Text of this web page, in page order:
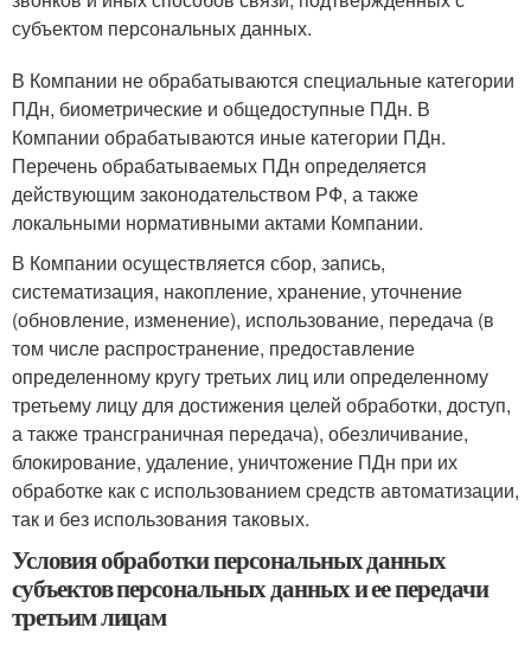
субъектом персональных данных.
В Компании не обрабатываются специальные категории
ПДн, биометрические и общедоступные ПДн. В
Компании обрабатываются иные категории ПДн.
Перечень обрабатываемых ПДн определяется
действующим законодательством РФ, а также
локальными нормативными актами Компании.
В Компании осуществляется сбор, запись,
систематизация, накопление, хранение, уточнение
(обновление, изменение), использование, передача (в
том числе распространение, предоставление
определенному кругу третьих лиц или определенному
третьему лицу для достижения целей обработки, доступ,
а также трансграничная передача), обезличивание,
блокирование, удаление, уничтожение ПДн при их
обработке как с использованием средств автоматизации,
так и без использования таковых.
Условия обработки персональных данных
субъектов персональных данных и ее передачи
третьим лицам